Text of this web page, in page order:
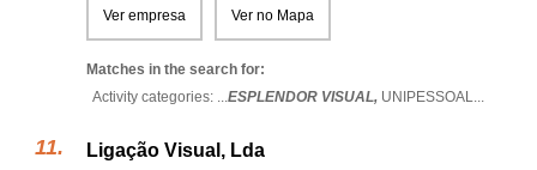
Ver empresa Ver no Mapa
Matches in the search for:
Activity categories: ...ESPLENDOR VISUAL, UNIPESSOAL...
Ligação Visual, Lda